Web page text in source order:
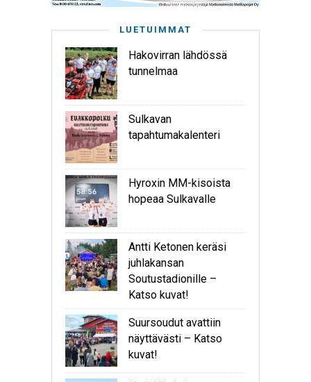
LUETUIMMAT
Hakovirran lähdössä
tunnelmaa
Sulkavan
tapahtumakalenteri
Hyroxin MM-kisoista
hopeaa Sulkavalle
Antti Ketonen keräsi
juhlakansan
Soutustadionille –
Katso kuvat!
Suursoudut avattiin
näyttävästi – Katso
kuvat!